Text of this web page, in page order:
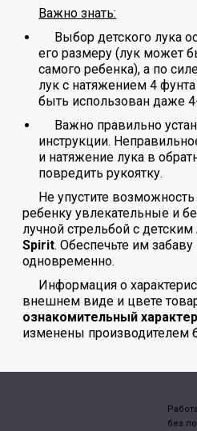
Важно знать:
Выбор детского лука
его размеру (лук может
самого ребенка), а по
лук с натяжением 4
быть использован даже
Важно правильно
инструкции.
и натяжение лука в
повредить рукоятку.
Не упустите
ребенку увлекательные и
лучной стрельбой с детским
Spirit. Обеспечьте им забаву
одновременно.
Информация о
внешнем виде и цвете
ознакомительный
изменены производителем
без